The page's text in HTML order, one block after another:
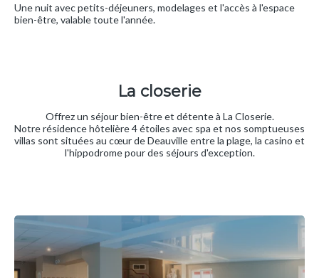
Une nuit avec petits-déjeuners, modelages et l'accès à l'espace
bien-être, valable toute l'année.
La closerie
Offrez un séjour bien-être et détente à La Closerie.
Notre résidence hôtelière 4 étoiles avec spa et nos somptueuses
villas sont situées au cœur de Deauville entre la plage, la casino et
l'hippodrome pour des séjours d'exception.